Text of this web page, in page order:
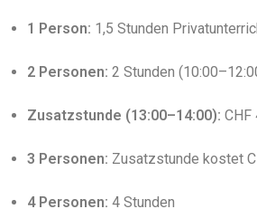
1 Person: 1,5 Stunden
2 Personen: 2 Stunden
Zusatzstunde (13:00–14:00): CHF
3 Personen: Zusatzstunde kostet
4 Personen: 4 Stunden